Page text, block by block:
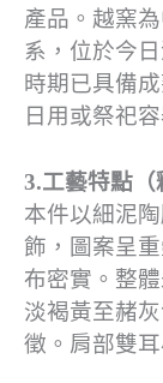
產品。越窯
系，位於今
時期已具備
日用或祭祀容
3.工藝特點（
本件以細泥
飾，圖案呈
布密實。整
淡褐黃至赭
徵。肩部雙